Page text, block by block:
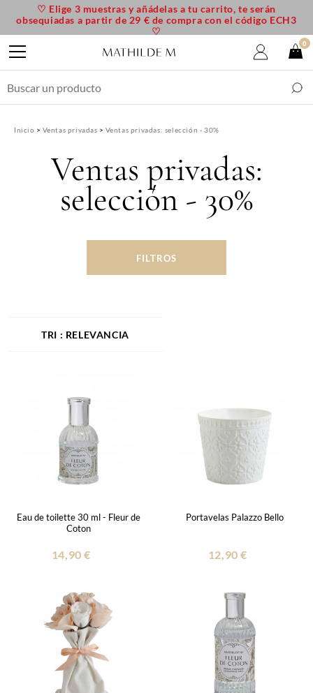
Inicio Ventas privadas Ventas privadas: selección - 30%
Ventas privadas:
selección - 30%
FILTROS
RELEVANCIA
Eau de toilette 30 ml - Fleur de
Coton
14,90 €
Portavelas Palazzo Bello
12,90 €
♡ Elige 3 muestras y añádelas a tu carrito, te serán
obsequiadas a partir de 29 € de compra con el código ECH3
♡
0